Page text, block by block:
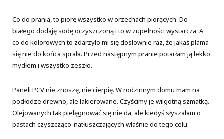
Co do prania, to piorę wszystko w orzechach piorących. Do
białego dodaję sodę oczyszczoną i to w zupełności wystarcza. A
co do kolorowych to zdarzyło mi się dosłownie raz, że jakaś plama
się nie do końca sprała. Przed następnym pranie potarłam ją lekko
mydłem i wszystko zeszło.
Paneli PCV nie znoszę, nie cierpię. W rodzinnym domu mam na
podłodze drewno, ale lakierowane. Czyścimy je wilgotną szmatką.
Olejowanych tak pielęgnować się nie da, ale kiedyś słyszałam o
pastach czyszcząco-natłuszczających właśnie do tego celu.